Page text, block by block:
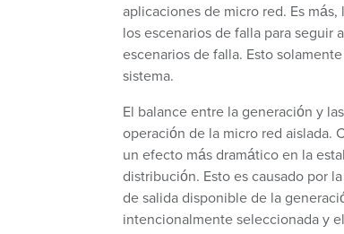
aplicaciones de micro red. Es
los escenarios de falla para seguir
escenarios de falla. Esto
sistema.
El balance entre la generación y
operación de la micro red aislada.
un efecto más dramático en la
distribución. Esto es causado por
de salida disponible de la
intencionalmente seleccionada y